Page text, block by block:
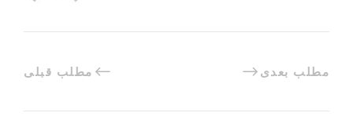
مطلب قبلی مطلب بعدی